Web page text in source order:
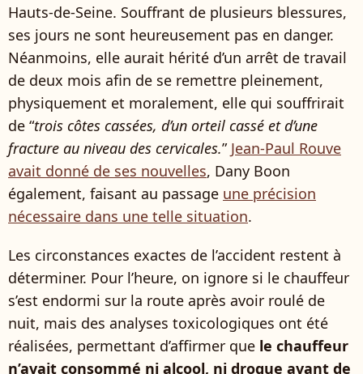
Hauts-de-Seine. Souffrant de plusieurs blessures,
ses jours ne sont heureusement pas en danger.
Néanmoins, elle aurait hérité d’un arrêt de travail
de deux mois afin de se remettre pleinement,
physiquement et moralement, elle qui souffrirait
de “trois côtes cassées, d’un orteil cassé et d’une
fracture au niveau des cervicales.” Jean-Paul Rouve
avait donné de ses nouvelles, Dany Boon
également, faisant au passage une précision
nécessaire dans une telle situation.
Les circonstances exactes de l’accident restent à
déterminer. Pour l’heure, on ignore si le chauffeur
s’est endormi sur la route après avoir roulé de
nuit, mais des analyses toxicologiques ont été
réalisées, permettant d’affirmer que le chauffeur
n’avait consommé ni alcool, ni drogue avant de